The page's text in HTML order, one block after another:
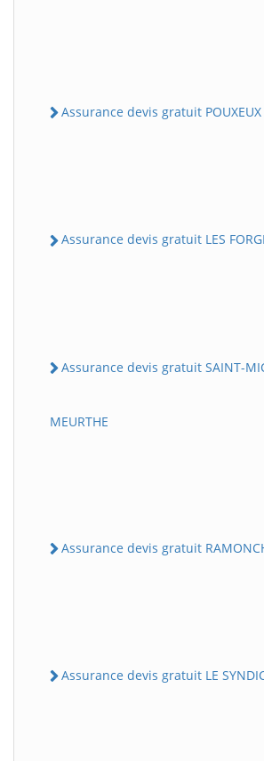
Assurance devis gratuit POUXEUX
Assurance devis gratuit LES
Assurance devis gratuit SAINT-
MEURTHE
Assurance devis gratuit
Assurance devis gratuit LE